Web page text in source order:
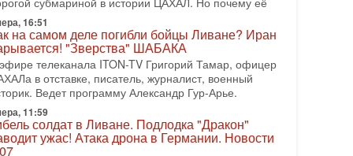
2026, 17:50
голос» Израиля: кто заберет его на этот
русскоязычных репатриантов не раз кардинально
политический ландшафт Израиля. Достаточно
взлет партии «Исраэль ба-алия», когда
2026, 17:00
закрытых дверей: о чём на самом деле
Трамп и Нетаньяху?
16:51
на самом деле погибли бойцы Ливане? Иран
"Зверства" ШАБАКА
телеканала ITON-TV Григорий Тамар, офицер
в отставке, писатель, журналист, военный
Ведет программу Александр Гур-Арье.
11:59
солдат в Ливане. Подлодка "Дракон"
ужас! Атака дрона в Германии. Новости